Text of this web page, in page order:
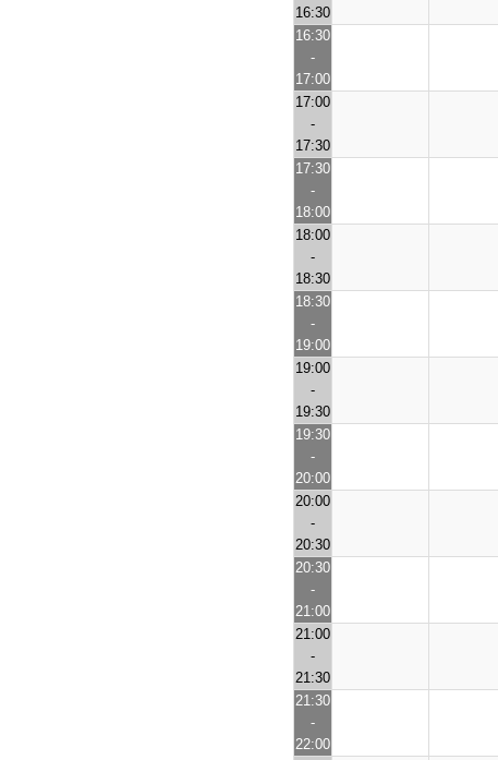
16:30
16:30
-
17:00
17:00
-
17:30
17:30
-
18:00
18:00
-
18:30
18:30
-
19:00
19:00
-
19:30
19:30
-
20:00
20:00
-
20:30
20:30
-
21:00
21:00
-
21:30
21:30
-
22:00